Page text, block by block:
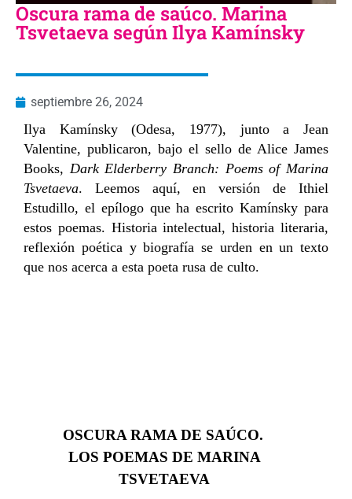
Oscura rama de saúco. Marina
Tsvetaeva según Ilya Kamínsky
septiembre 26, 2024
Ilya Kamínsky (Odesa, 1977), junto a Jean
Valentine, publicaron, bajo el sello de Alice James
Books, Dark Elderberry Branch: Poems of Marina
Tsvetaeva. Leemos aquí, en versión de Ithiel
Estudillo, el epílogo que ha escrito Kamínsky para
estos poemas. Historia intelectual, historia literaria,
reflexión poética y biografía se urden en un texto
que nos acerca a esta poeta rusa de culto.
OSCURA RAMA DE SAÚCO.
LOS POEMAS DE MARINA
TSVETAEVA